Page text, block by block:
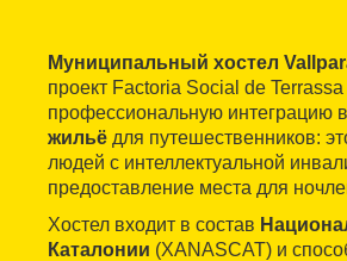
Муниципальный хостел
проект Factoria Social de
профессиональную интеграцию
жильё для путешественников:
людей с интеллектуальной
предоставление места для
Хостел входит в состав
Каталонии (XANASCAT) и